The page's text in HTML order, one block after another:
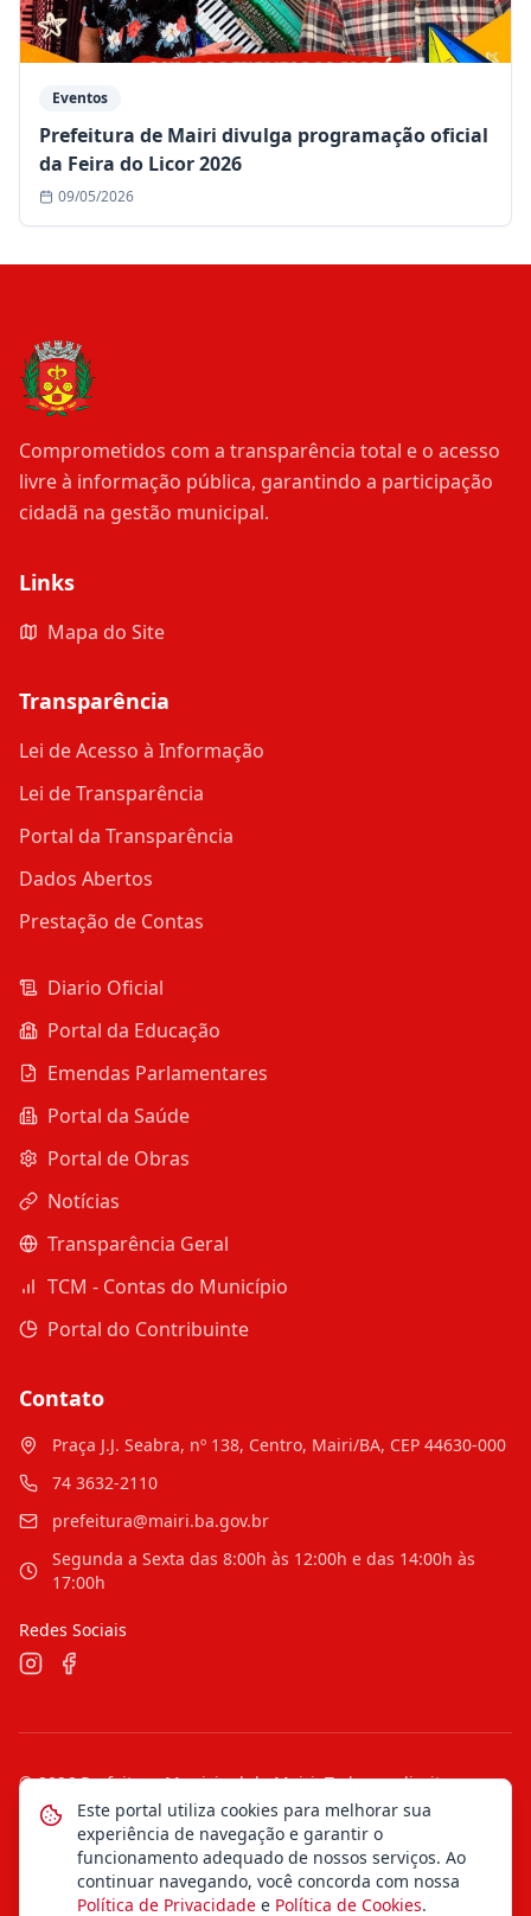
Eventos
Prefeitura de Mairi divulga programação oficial
da Feira do Licor 2026
09/05/2026
Comprometidos com a transparência total e o acesso
livre à informação pública, garantindo a participação
cidadã na gestão municipal.
Links
Mapa do Site
Transparência
Lei de Acesso à Informação
Lei de Transparência
Portal da Transparência
Dados Abertos
Prestação de Contas
Diario Oficial
Portal da Educação
Emendas Parlamentares
Portal da Saúde
Portal de Obras
Notícias
Transparência Geral
TCM - Contas do Município
Portal do Contribuinte
Contato
Praça J.J. Seabra, nº 138, Centro, Mairi/BA, CEP 44630-000
74 3632-2110
prefeitura@mairi.ba.gov.br
Segunda a Sexta das 8:00h às 12:00h e das 14:00h às
17:00h
Redes Sociais
©2026 Prefeitura Municipal de Mairi. Todos os direitos
reservados.
Mapa do Site
Notícias Transparência
Este portal utiliza cookies para melhorar sua
experiência de navegação e garantir o
funcionamento adequado de nossos serviços. Ao
continuar navegando, você concorda com nossa
Política de Privacidade e Política de Cookies.